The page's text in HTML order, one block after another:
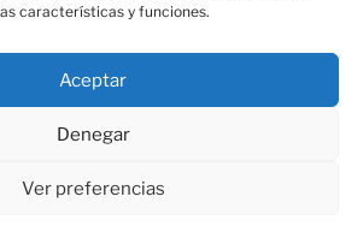
características y funciones.
Aceptar
Denegar
Ver preferencias
Las Quemadas
Bejarano, 114